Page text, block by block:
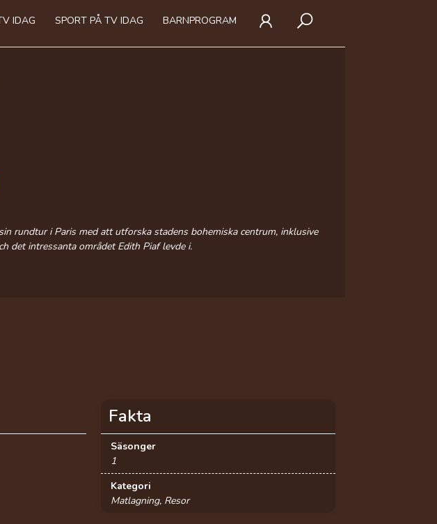
IDAG SPORT PÅ TV IDAG BARNPROGRAM
rundtur i Paris med att utforska stadens bohemiska centrum, inklusive
det intressanta området Edith Piaf levde i.
Fakta
Säsonger
1
Kategori
Matlagning, Resor